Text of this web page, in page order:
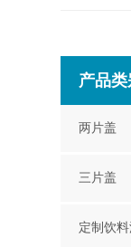
产品类
两片盖
三片盖
定制饮